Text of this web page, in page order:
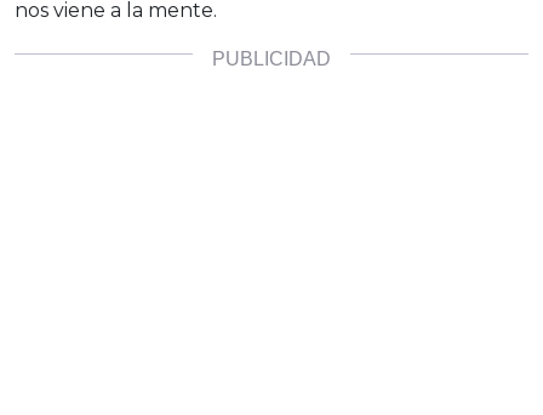
nos viene a la mente.